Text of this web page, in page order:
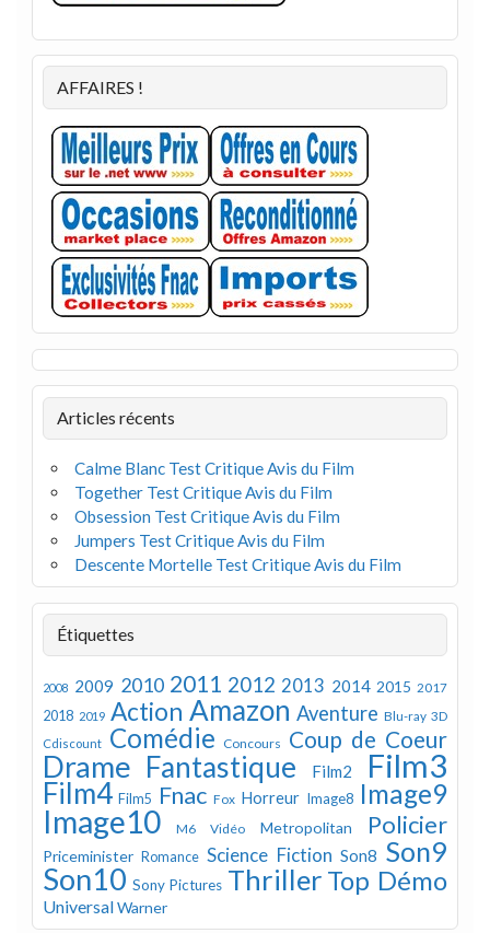
AFFAIRES !
Articles récents
Calme Blanc Test Critique Avis du Film
Together Test Critique Avis du Film
Obsession Test Critique Avis du Film
Jumpers Test Critique Avis du Film
Descente Mortelle Test Critique Avis du Film
Étiquettes
2008 2009 2010 2011 2012 2013 2014 2015 2017
2018 2019 Action Amazon Aventure Blu-ray 3D
Cdiscount Comédie Concours Coup de Coeur
Drame Fantastique Film2 Film3
Film4 Film5 Fnac Fox Horreur Image8 Image9
Image10 M6 Vidéo Metropolitan Policier
Priceminister Romance Science Fiction Son8 Son9
Son10 Sony Pictures Thriller Top Démo
UniversalWarner